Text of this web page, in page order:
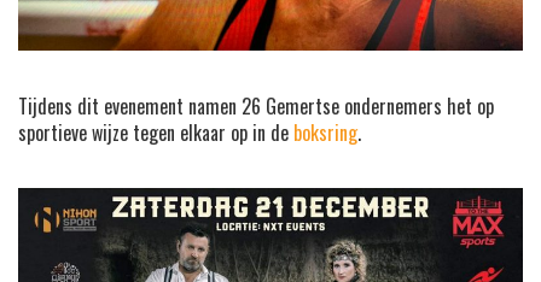
Tijdens dit evenement namen 26 Gemertse ondernemers het op
sportieve wijze tegen elkaar op in de boksring.